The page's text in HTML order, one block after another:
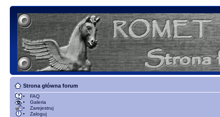
Strona główna forum
FAQ
Galeria
Zarejestruj
Zaloguj